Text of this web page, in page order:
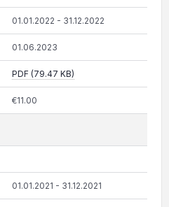
01.01.2022 - 31.12.2022
01.06.2023
PDF (79.47 KB)
€11.00
01.01.2021 - 31.12.2021